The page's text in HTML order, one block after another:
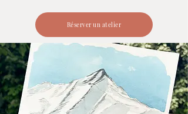
Réserver un atelier